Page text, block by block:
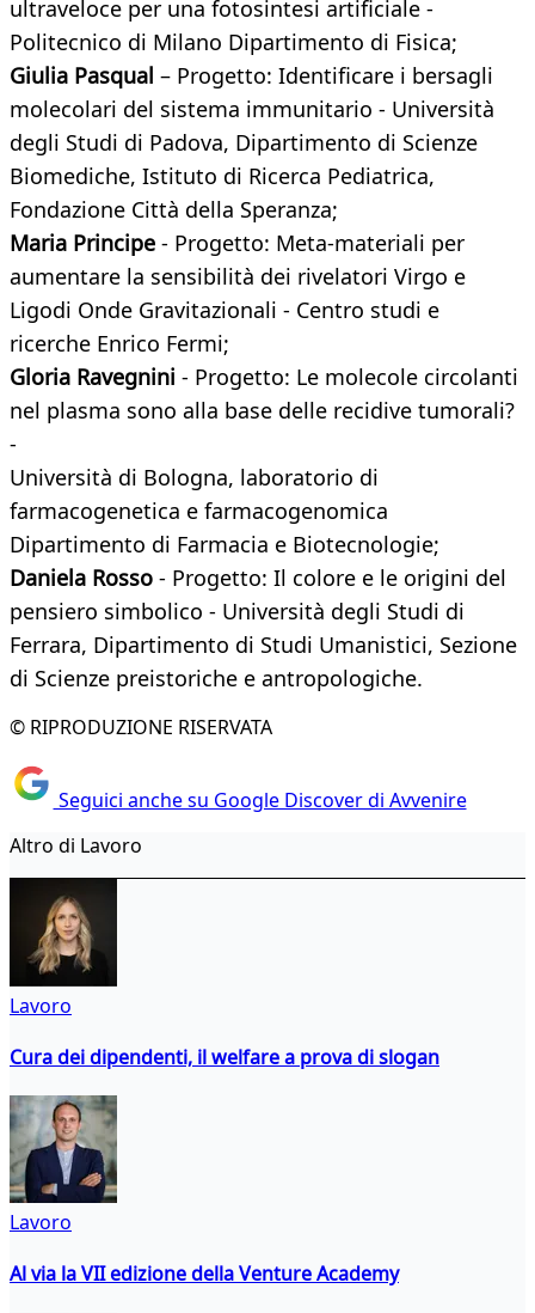
ultraveloce per una fotosintesi artificiale -
Politecnico di Milano Dipartimento di Fisica;
Giulia Pasqual – Progetto: Identificare i bersagli
molecolari del sistema immunitario - Università
degli Studi di Padova, Dipartimento di Scienze
Biomediche, Istituto di Ricerca Pediatrica,
Fondazione Città della Speranza;
Maria Principe - Progetto: Meta-materiali per
aumentare la sensibilità dei rivelatori Virgo e
Ligodi Onde Gravitazionali - Centro studi e
ricerche Enrico Fermi;
Gloria Ravegnini - Progetto: Le molecole circolanti
nel plasma sono alla base delle recidive tumorali?
-
Università di Bologna, laboratorio di
farmacogenetica e farmacogenomica
Dipartimento di Farmacia e Biotecnologie;
Daniela Rosso - Progetto: Il colore e le origini del
pensiero simbolico - Università degli Studi di
Ferrara, Dipartimento di Studi Umanistici, Sezione
di Scienze preistoriche e antropologiche.
© RIPRODUZIONE RISERVATA
Seguici anche su Google Discover di Avvenire
Altro di Lavoro
Lavoro
Cura dei dipendenti, il welfare a prova di slogan
Lavoro
Al via la VII edizione della Venture Academy